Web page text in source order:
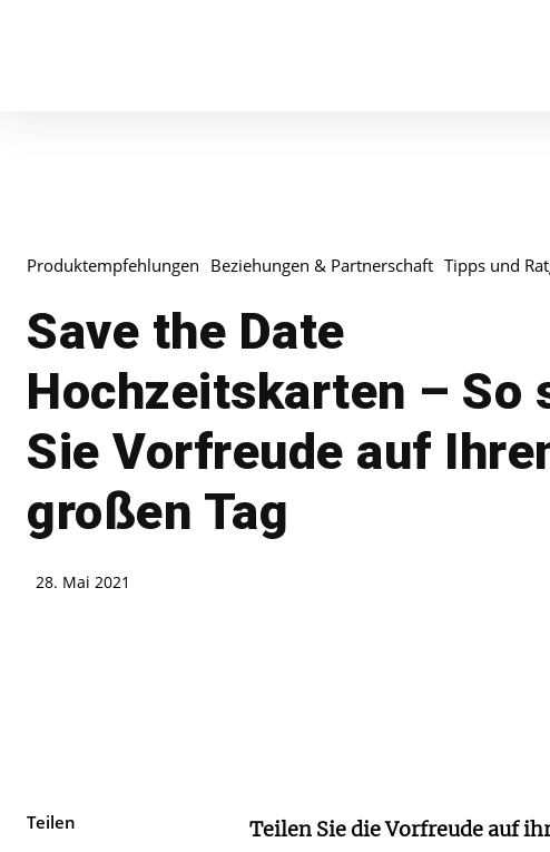
Produktempfehlungen Beziehungen & Partnerschaft Tipps und
Save the Date
Hochzeitskarten – So
Sie Vorfreude auf
großen Tag
28. Mai 2021
Teilen Teilen Sie die Vorfreude auf